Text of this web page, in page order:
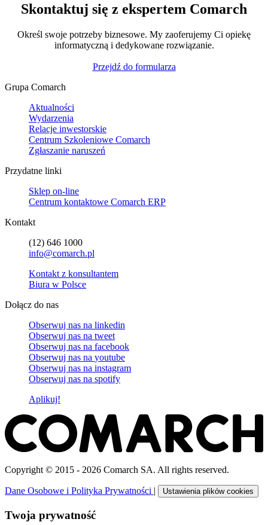
Skontaktuj się z ekspertem Comarch
Określ swoje potrzeby biznesowe. My zaoferujemy Ci opiekę
informatyczną i dedykowane rozwiązanie.
Przejdź do formularza
Grupa Comarch
Aktualności
Wydarzenia
Relacje inwestorskie
Centrum Szkoleniowe Comarch
Zgłaszanie naruszeń
Przydatne linki
Sklep on-line
Centrum kontaktowe Comarch ERP
Kontakt
(12) 646 1000
info@comarch.pl
Kontakt z konsultantem
Biura w Polsce
Dołącz do nas
Obserwuj nas na linkedin
Obserwuj nas na tweet
Obserwuj nas na facebook
Obserwuj nas na youtube
Obserwuj nas na instagram
Obserwuj nas na spotify
Aplikuj!
Copyright © 2015 - 2026 Comarch SA. All rights reserved.
Dane Osobowe i Polityka Prywatności | Ustawienia plików cookies
Twoja prywatność